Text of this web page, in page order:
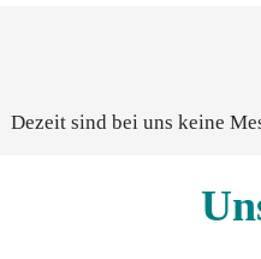
Dezeit sind bei uns keine